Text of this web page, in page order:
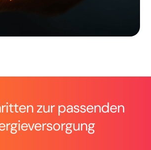
zur passenden